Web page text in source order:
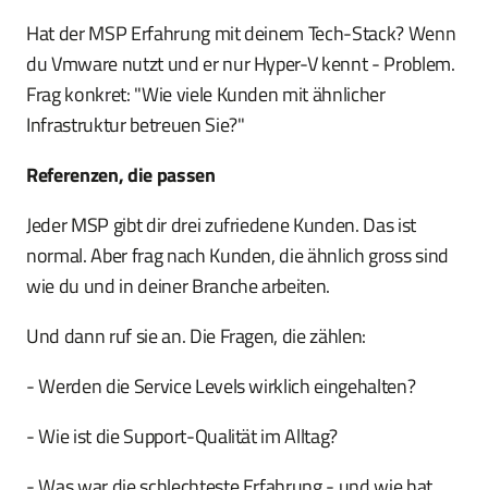
Hat der MSP Erfahrung mit deinem Tech-Stack? Wenn
du Vmware nutzt und er nur Hyper-V kennt - Problem.
Frag konkret: "Wie viele Kunden mit ähnlicher
Infrastruktur betreuen Sie?"
Referenzen, die passen
Jeder MSP gibt dir drei zufriedene Kunden. Das ist
normal. Aber frag nach Kunden, die ähnlich gross sind
wie du und in deiner Branche arbeiten.
Und dann ruf sie an. Die Fragen, die zählen:
- Werden die Service Levels wirklich eingehalten?
- Wie ist die Support-Qualität im Alltag?